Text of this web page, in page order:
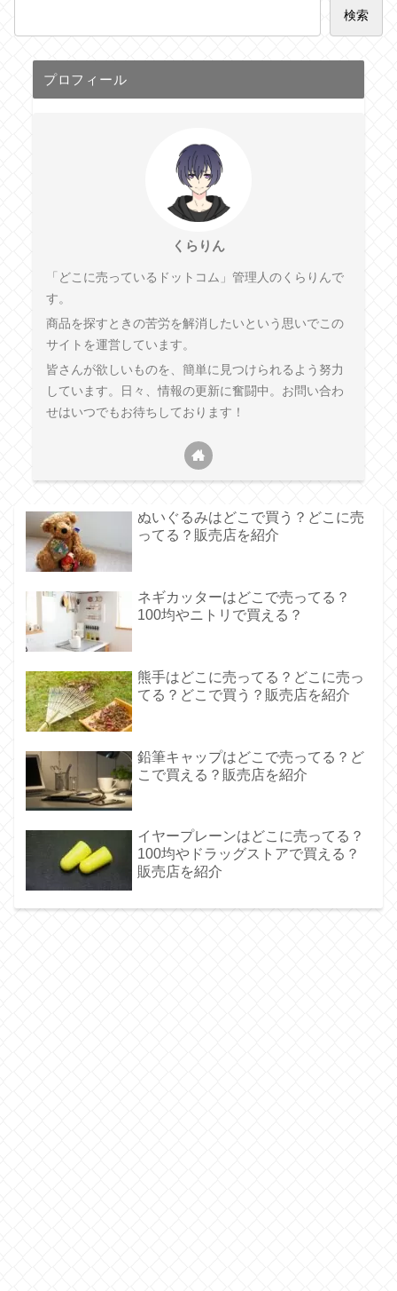
検索
プロフィール
くらりん
「どこに売っているドットコム」管理人のくらりんで
す。
商品を探すときの苦労を解消したいという思いでこの
サイトを運営しています。
皆さんが欲しいものを、簡単に見つけられるよう努力
しています。日々、情報の更新に奮闘中。お問い合わ
せはいつでもお待ちしております！
ぬいぐるみはどこで買う？どこに売
ってる？販売店を紹介
ネギカッターはどこで売ってる？
100均やニトリで買える？
熊手はどこに売ってる？どこに売っ
てる？どこで買う？販売店を紹介
鉛筆キャップはどこで売ってる？ど
こで買える？販売店を紹介
イヤープレーンはどこに売ってる？
100均やドラッグストアで買える？
販売店を紹介